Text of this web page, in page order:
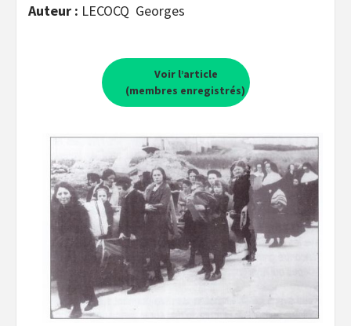
Auteur : LECOCQ Georges
Voir l’article
(membres enregistrés)